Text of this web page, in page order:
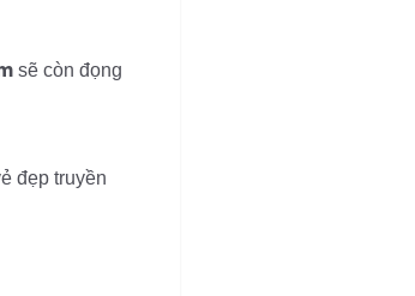
sẽ còn đọng
đẹp truyền